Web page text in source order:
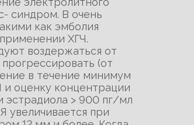
синдром. В очень
как эмболия
ХГЧ.
воздержаться от
(от
в течение минимум
и оценку концентрации
эстрадиола > 900 пг/мл
увеличивается при